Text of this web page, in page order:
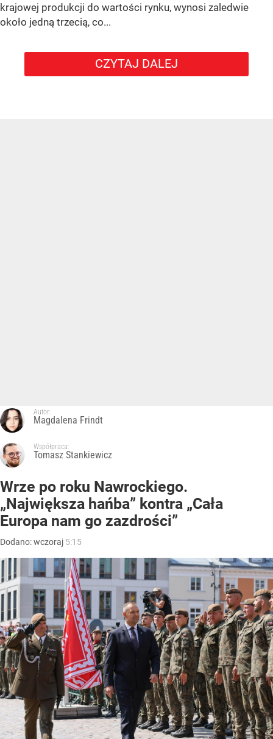
krajowej produkcji do wartości rynku, wynosi zaledwie
około jedną trzecią, co...
CZYTAJ DALEJ
Autor:
Magdalena Frindt
Współpraca:
Tomasz Stankiewicz
Wrze po roku Nawrockiego.
„Największa hańba” kontra „Cała
Europa nam go zazdrości”
Dodano:wczoraj 5:15